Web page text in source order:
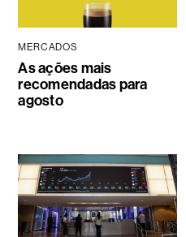
MERCADOS
As ações mais
recomendadas para
agosto